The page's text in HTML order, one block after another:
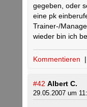
gegeben, oder
eine pk
Trainer-/
wieder bin ich
Kommentieren |
#42 Albert C.
29.05.2007 um